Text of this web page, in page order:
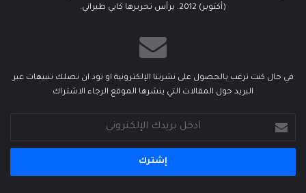
(أكتوبر) 2012. يرأس تحريرها كابي طبراني.
في حال كنت ترغب بالحصول على نشرتنا الإلكترونية او تود ان تصلك تنبيهات عبر
البريد حول المقالات التي ينشرها الموقع الرجاء الاشتراك
بريدك
الإلكتروني